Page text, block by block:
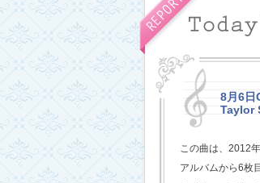
8月6
Taylor
この曲は、2012
アルバムから6枚